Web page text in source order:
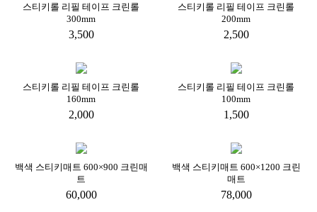
스티키롤 리필 테이프 크린롤
300mm
3,500
스티키롤 리필 테이프 크린롤
200mm
2,500
스티키롤 리필 테이프 크린롤
160mm
2,000
스티키롤 리필 테이프 크린롤
100mm
1,500
백색 스티키매트 600×900 크린매
트
60,000
백색 스티키매트 600×1200 크린
매트
78,000